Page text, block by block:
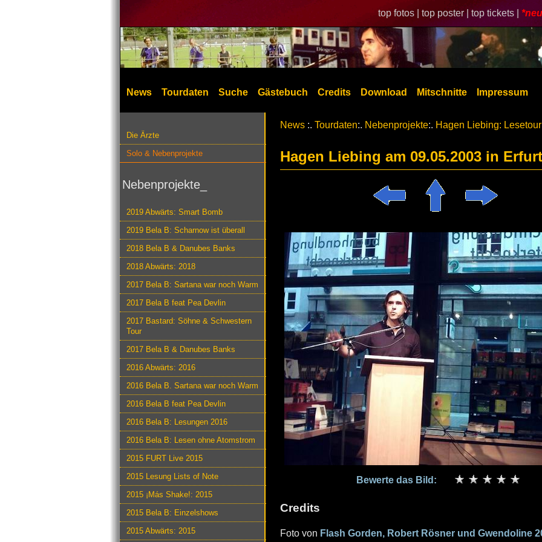
top fotos | top poster | top tickets |
News Tourdaten Suche Gästebuch Credits Download Mitschnitte Impressum
Die Ärzte
Solo & Nebenprojekte
Nebenprojekte_
2019 Abwärts: Smart Bomb
2019 Bela B: Scharnow ist überall
2018 Bela B & Danubes Banks
2018 Abwärts: 2018
2017 Bela B: Sartana war noch Warm
2017 Bela B feat Pea Devlin
2017 Bastard: Söhne & Schwestern
Tour
2017 Bela B & Danubes Banks
2016 Abwärts: 2016
2016 Bela B. Sartana war noch Warm
2016 Bela B feat Pea Devlin
2016 Bela B: Lesungen 2016
2016 Bela B: Lesen ohne Atomstrom
2015 FURT Live 2015
2015 Lesung Lists of Note
2015 ¡Más Shake!: 2015
2015 Bela B: Einzelshows
2015 Abwärts: 2015
News :. Tourdaten:. Nebenprojekte:. Hagen Liebing: Lesetour
Hagen Liebing am 09.05.2003 in Erfurt
Bewerte das Bild:
Credits
Foto von Flash Gorden, Robert Rösner und Gwendoline